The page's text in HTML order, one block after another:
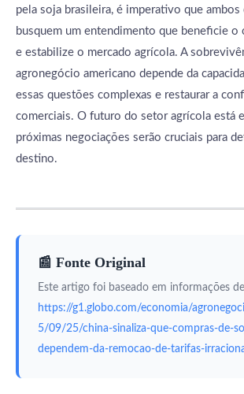
pela soja brasileira, é imperativo que ambos
busquem um entendimento que beneficie o
e estabilize o mercado agrícola. A
agronegócio americano depende da
essas questões complexas e restaurar a
comerciais. O futuro do setor agrícola está
próximas negociações serão cruciais para
destino.
📰 Fonte Original
Este artigo foi baseado em informações
https://g1.globo.com/economia/
5/09/25/china-sinaliza-que-compras-de-
dependem-da-remocao-de-tarifas-